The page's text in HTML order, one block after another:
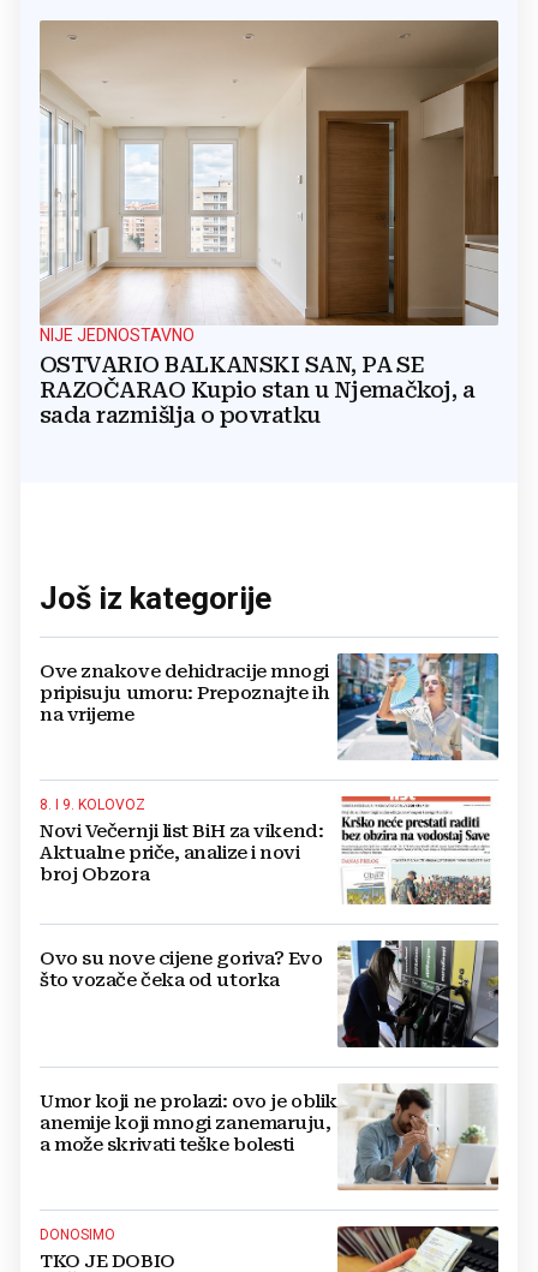
NIJE JEDNOSTAVNO
OSTVARIO BALKANSKI SAN, PA SE
RAZOČARAO Kupio stan u Njemačkoj, a
sada razmišlja o povratku
Još iz kategorije
Ove znakove dehidracije mnogi
pripisuju umoru: Prepoznajte ih
na vrijeme
8. I 9. KOLOVOZ
Novi Večernji list BiH za vikend:
Aktualne priče, analize i novi
broj Obzora
Ovo su nove cijene goriva? Evo
što vozače čeka od utorka
Umor koji ne prolazi: ovo je oblik
anemije koji mnogi zanemaruju,
a može skrivati teške bolesti
DONOSIMO
TKO JE DOBIO